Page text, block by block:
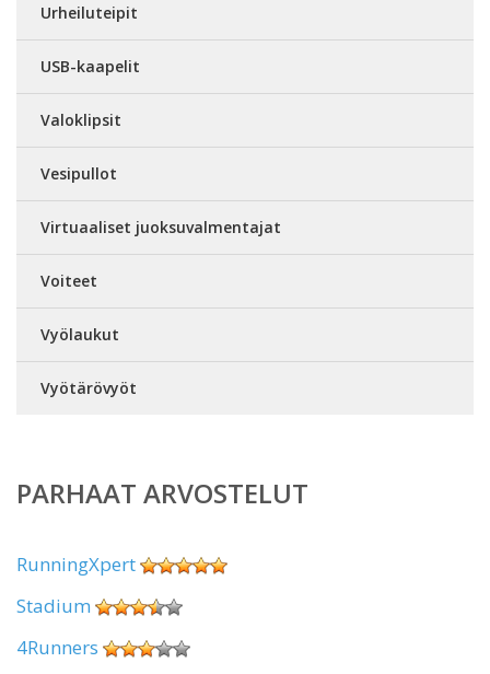
Urheiluteipit
USB-kaapelit
Valoklipsit
Vesipullot
Virtuaaliset juoksuvalmentajat
Voiteet
Vyölaukut
Vyötärövyöt
PARHAAT ARVOSTELUT
RunningXpert
Stadium
4Runners